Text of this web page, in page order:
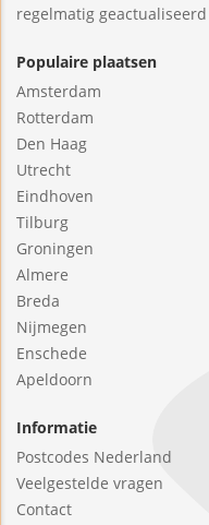
regelmatig
Populaire plaatsen
Amsterdam
Rotterdam
Den Haag
Utrecht
Eindhoven
Tilburg
Groningen
Almere
Breda
Nijmegen
Enschede
Apeldoorn
Informatie
Postcodes Nederland
Veelgestelde vragen
Contact